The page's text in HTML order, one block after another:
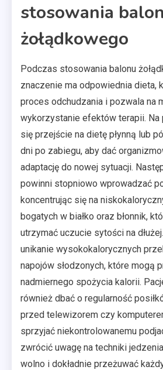
stosowania
żołądkowego
Podczas stosowania balonu
znaczenie ma odpowiednia dieta,
proces odchudzania i pozwala na
wykorzystanie efektów terapii. Na
się przejście na dietę płynną lub
dni po zabiegu, aby dać
adaptację do nowej sytuacji.
powinni stopniowo wprowadzać
koncentrując się na
bogatych w białko oraz błonnik,
utrzymać uczucie sytości na
unikanie wysokokalorycznych
napojów słodzonych, które mogą
nadmiernego spożycia kalorii.
również dbać o regularność
przed telewizorem czy
sprzyjać niekontrolowanemu
zwrócić uwagę na techniki
wolno i dokładnie przeżuwać